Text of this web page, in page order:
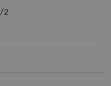
/2